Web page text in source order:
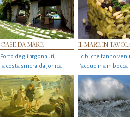
CASE DA MARE
Porto degli argonauti,
la costa smeralda jonica
IL MARE IN
I cibi che fanno
l’acquolina in bocca